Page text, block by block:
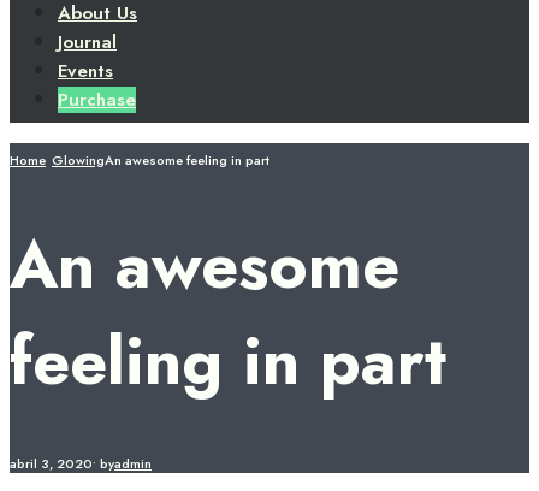
About Us
Journal
Events
Purchase
Home GlowingAn awesome feeling in part
An awesome
feeling in part
abril 3, 2020• byadmin